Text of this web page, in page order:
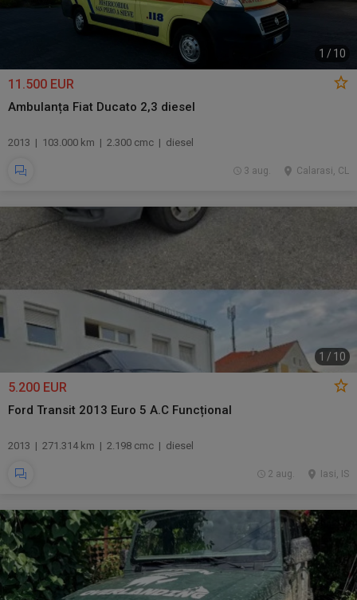
1 / 10
11.500 EUR
Ambulanța Fiat Ducato 2,3 diesel
2013 | 103.000 km | 2.300 cmc | diesel
Calarasi, CL
3 aug.
1 / 10
5.200 EUR
Ford Transit 2013 Euro 5 A.C Funcțional
2013 | 271.314 km | 2.198 cmc | diesel
Iasi, IS
2 aug.